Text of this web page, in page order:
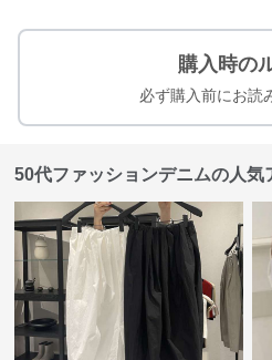
購入時の
必ず購入前にお読
50代ファッションデニムの人気